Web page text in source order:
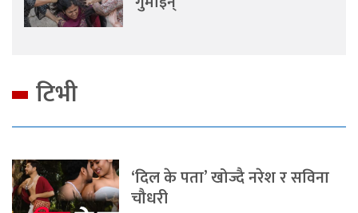
टिभी
‘दिल के पता’ खोज्दै नरेश र सविना
चौधरी